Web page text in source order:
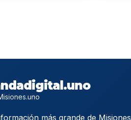
más grande de Misiones